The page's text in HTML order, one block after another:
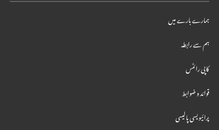
ہمارے بارے میں
ہم سے رابطہ
کاپی رائٹس
قوائد و ضوابط
پرائیویسی پالیسی